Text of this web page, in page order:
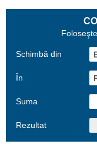
Schimbă din
În
Suma
Rezultat